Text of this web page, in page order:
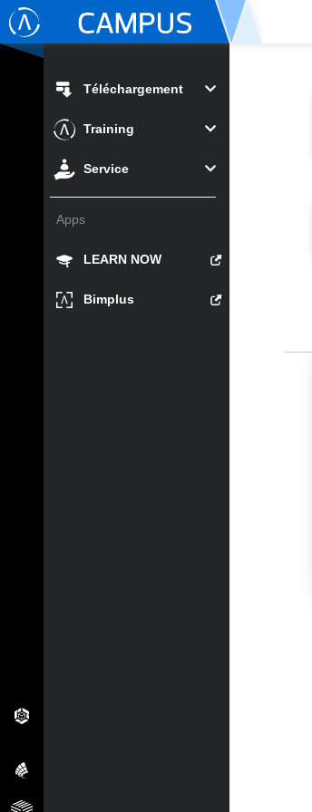
Téléchargement
Training
Service
Apps
LEARN NOW
Bimplus